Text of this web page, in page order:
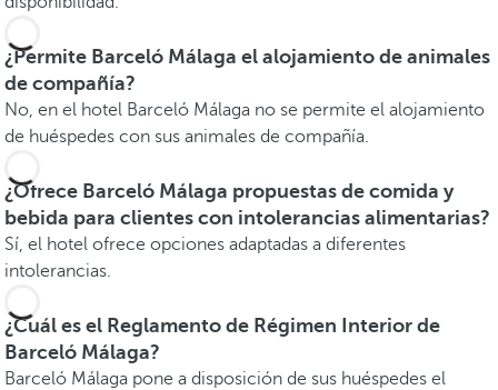
¿Permite Barceló Málaga el alojamiento de animales
de compañía?
No, en el hotel Barceló Málaga no se permite el alojamiento
de huéspedes con sus animales de compañía.
¿Ofrece Barceló Málaga propuestas de comida y
bebida para clientes con intolerancias alimentarias?
Sí, el hotel ofrece opciones adaptadas a diferentes
intolerancias.
¿Cuál es el Reglamento de Régimen Interior de
Barceló Málaga?
Barceló Málaga pone a disposición de sus huéspedes el